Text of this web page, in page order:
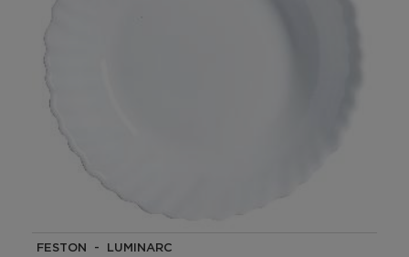
FESTON - LUMINARC